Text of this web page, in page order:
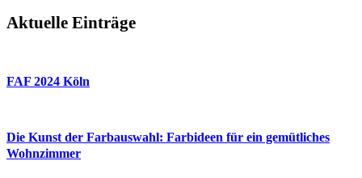
Aktuelle Einträge
FAF 2024 Köln
Die Kunst der Farbauswahl: Farbideen für ein gemütliches
Wohnzimmer